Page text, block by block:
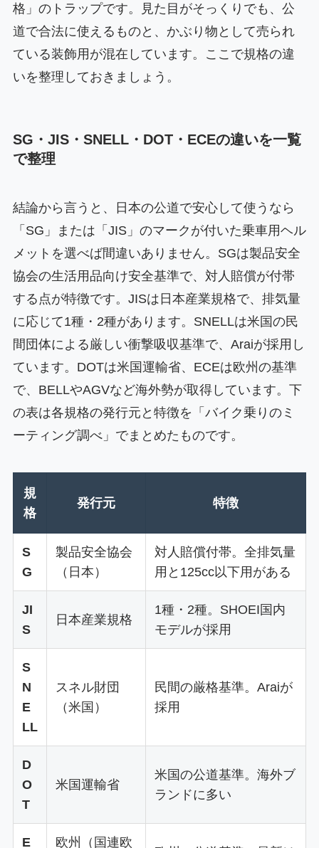
格」のトラップです。見た目がそっくりでも、公
道で合法に使えるものと、かぶり物として売られ
ている装飾用が混在しています。ここで規格の違
いを整理しておきましょう。
SG・JIS・SNELL・DOT・ECEの違いを一覧
で整理
結論から言うと、日本の公道で安心して使うなら
「SG」または「JIS」のマークが付いた乗車用ヘル
メットを選べば間違いありません。SGは製品安全
協会の生活用品向け安全基準で、対人賠償が付帯
する点が特徴です。JISは日本産業規格で、排気量
に応じて1種・2種があります。SNELLは米国の民
間団体による厳しい衝撃吸収基準で、Araiが採用し
ています。DOTは米国運輸省、ECEは欧州の基準
で、BELLやAGVなど海外勢が取得しています。下
の表は各規格の発行元と特徴を「バイク乗りのミ
ーティング調べ」でまとめたものです。
規
格
発行元 特徴
S
G
製品安全協会
（日本）
対人賠償付帯。全排気量
用と125cc以下用がある
JI
S
日本産業規格
1種・2種。SHOEI国内
モデルが採用
S
N
E
LL
スネル財団
（米国）
民間の厳格基準。Araiが
採用
D
O
T
米国運輸省
米国の公道基準。海外ブ
ランドに多い
E 欧州（国連欧